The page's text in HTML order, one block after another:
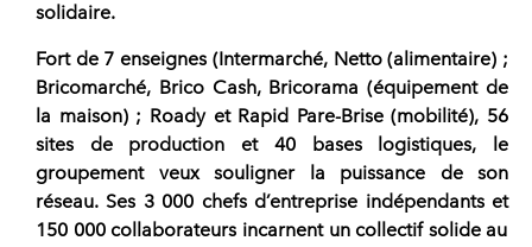
solidaire.
Fort de 7 enseignes (Intermarché, Netto (alimentaire) ;
Bricomarché, Brico Cash, Bricorama (équipement de
la maison) ; Roady et Rapid Pare-Brise (mobilité), 56
sites de production et 40bases logistiques, le
groupement veux souligner la puissance de son
réseau. Ses 3 000 chefs d’entreprise indépendants et
150 000collaborateurs incarnent un collectif solide au